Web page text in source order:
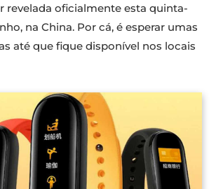
revelada oficialmente esta quinta-
na China. Por cá, é esperar umas
até que fique disponível nos locais